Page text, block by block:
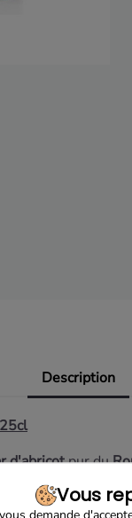
Description
d'abricotpur du
élaboré
Vous